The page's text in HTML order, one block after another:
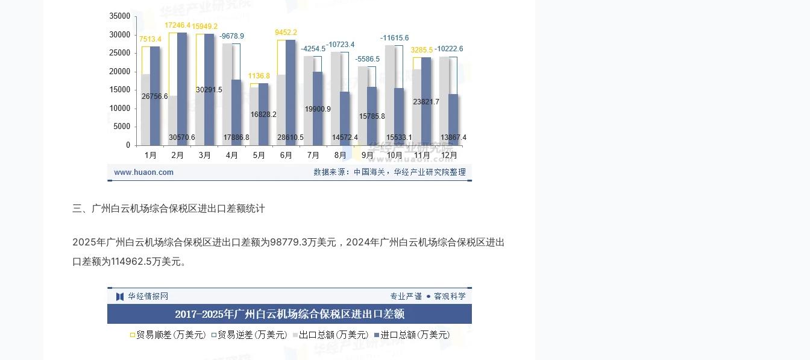
三、广州白云机场综合保税区进出口差额统计
2025年广州白云机场综合保税区进出口差额为98779.3万美元，2024年广州白云机场综合保税区进出
口差额为114962.5万美元。